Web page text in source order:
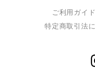
ご利用ガイド
特定商取引法